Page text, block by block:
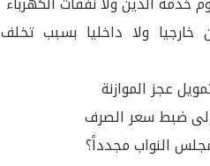
2025 غير ممكن خارجيا ولا داخليا بسبب تخلف
عجز الموازنة
ضبط سعر الصرف
النواب مجدداً؟